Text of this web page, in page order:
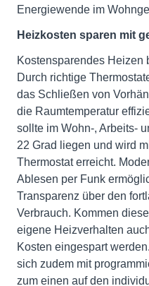
Energiewende im
Heizkosten sparen mit
Kostensparendes Heizen
Durch richtige
das Schließen von
die Raumtemperatur
sollte im Wohn-, Arbeits-
22 Grad liegen und wird
Thermostat erreicht.
Ablesen per Funk
Transparenz über den
Verbrauch. Kommen
eigene Heizverhalten
Kosten eingespart
sich zudem mit
zum einen auf den